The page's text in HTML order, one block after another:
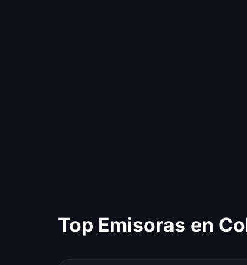
Top Emisoras en